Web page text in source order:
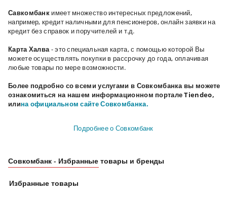
Савкомбанк имеет множество интересных предложений,
например, кредит наличными для пенсионеров, онлайн заявки на
кредит без справок и поручителей и т.д.
Карта Халва- это специальная карта, с помощью которой Вы
можете осуществлять покупки в рассрочку до года, оплачивая
любые товары по мере возможности.
Более подробно со всеми услугами в Совкомбанка вы можете
ознакомиться на нашем информационном портале Tiendeo,
илина официальном сайте Совкомбанка.
Подробнее о Совкомбанк
Совкомбанк - Избранные товары и бренды
Избранные товары